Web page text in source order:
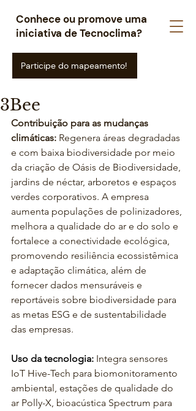
Conhece ou promove uma
iniciativa de Tecnoclima?
Participe do mapeamento!
3Bee
Contribuição para as mudanças
climáticas: Regenera áreas degradadas
e com baixa biodiversidade por meio
da criação de Oásis de Biodiversidade,
jardins de néctar, arboretos e espaços
verdes corporativos. A empresa
aumenta populações de polinizadores,
melhora a qualidade do ar e do solo e
fortalece a conectividade ecológica,
promovendo resiliência ecossistêmica
e adaptação climática, além de
fornecer dados mensuráveis e
reportáveis sobre biodiversidade para
as metas ESG e de sustentabilidade
das empresas.
Uso da tecnologia: Integra sensores
IoT Hive-Tech para biomonitoramento
ambiental, estações de qualidade do
ar Polly-X, bioacústica Spectrum para